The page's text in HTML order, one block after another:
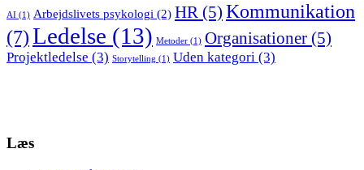
AI (1) Arbejdslivets psykologi (2) HR (5) Kommunikation
(7)Ledelse (13) Metoder (1) Organisationer (5)
Projektledelse (3) Storytelling (1) Uden kategori (3)
Læs